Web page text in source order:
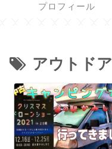
プロフィール
アウトドア